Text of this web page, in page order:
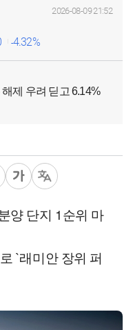
2026-08-09 21:52
4.32%
제 우려 딛고 6.14%
양 단지 1순위 마
`래미안 장위 퍼